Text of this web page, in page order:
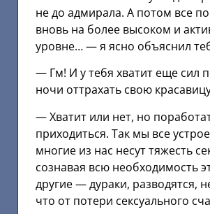
не до адмирала. А потом все
вновь на более высоком и
уровне… — я ясно объяснил
— Гм! И у тебя хватит еще сил
ночи оттрахать свою
— Хватит или нет, но
приходиться. Так мы все
многие из нас несут тяжесть
сознавая всю необходимость
другие — дураки, разводятся,
что от потери сексуального